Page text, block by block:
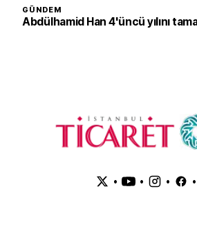
GÜNDEM
Abdülhamid Han 4'üncü yılını
• • • •